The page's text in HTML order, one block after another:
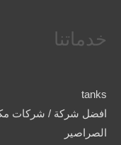
خدماتنا
tanks
افضل شركة / شركات
الصراصير